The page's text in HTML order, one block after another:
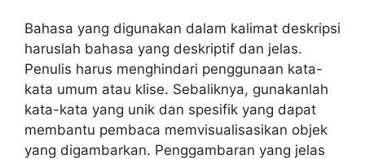
Bahasa yang digunakan dalam kalimat deskripsi
haruslah bahasa yang deskriptif dan jelas.
Penulis harus menghindari penggunaan kata-
kata umum atau klise. Sebaliknya, gunakanlah
kata-kata yang unik dan spesifik yang dapat
membantu pembaca memvisualisasikan objek
yang digambarkan. Penggambaran yang jelas